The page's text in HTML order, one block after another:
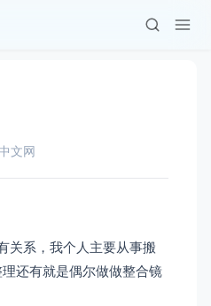
文网
关系，我个人主要从事搬
还有就是偶尔做做整合镜